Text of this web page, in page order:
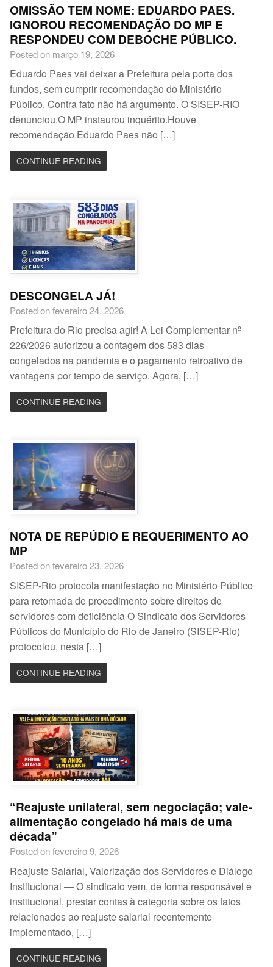
OMISSÃO TEM NOME: EDUARDO PAES.
IGNOROU RECOMENDAÇÃO DO MP E
RESPONDEU COM DEBOCHE PÚBLICO.
Posted on março 19, 2026
Eduardo Paes vai deixar a Prefeitura pela porta dos
fundos, sem cumprir recomendação do Ministério
Público. Contra fato não há argumento. O SISEP-RIO
denunciou.O MP instaurou inquérito.Houve
recomendação.Eduardo Paes não […]
CONTINUE READING
DESCONGELA JÁ!
Posted on fevereiro 24, 2026
Prefeitura do Rio precisa agir! A Lei Complementar nº
226/2026 autorizou a contagem dos 583 dias
congelados na pandemia e o pagamento retroativo de
vantagens por tempo de serviço. Agora, […]
CONTINUE READING
NOTA DE REPÚDIO E REQUERIMENTO AO
MP
Posted on fevereiro 23, 2026
SISEP-Rio protocola manifestação no Ministério Público
para retomada de procedimento sobre direitos de
servidores com deficiência O Sindicato dos Servidores
Públicos do Município do Rio de Janeiro (SISEP-Rio)
protocolou, nesta […]
CONTINUE READING
“Reajuste unilateral, sem negociação; vale-
alimentação congelado há mais de uma
década”
Posted on fevereiro 9, 2026
Reajuste Salarial, Valorização dos Servidores e Diálogo
Institucional — O sindicato vem, de forma responsável e
institucional, prestar contas à categoria sobre os fatos
relacionados ao reajuste salarial recentemente
implementado, […]
CONTINUE READING